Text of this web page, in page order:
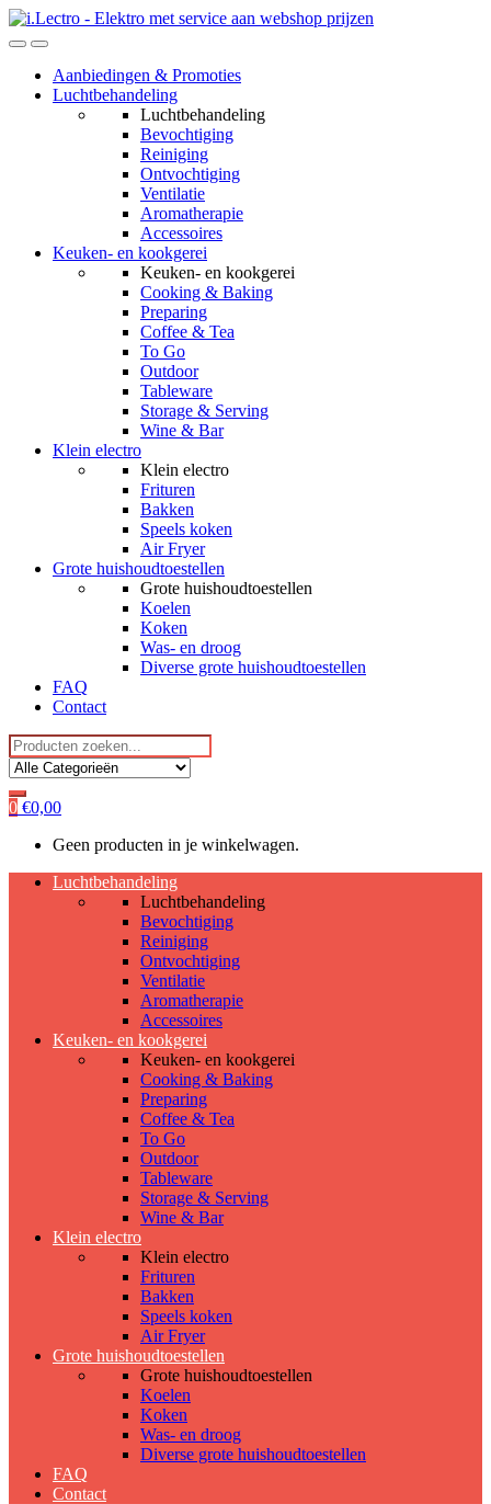
Skip
to
Skip
to
Aanbiedingen & Promoties
Luchtbehandeling
Luchtbehandeling
Bevochtiging
Reiniging
Ontvochtiging
Ventilatie
Aromatherapie
Accessoires
Keuken- en kookgerei
Keuken- en kookgerei
Cooking & Baking
Preparing
Coffee & Tea
To Go
Outdoor
Tableware
Storage & Serving
Wine & Bar
Klein electro
Klein electro
Frituren
Bakken
Speels koken
Air Fryer
Grote huishoudtoestellen
Grote huishoudtoestellen
Koelen
Koken
Was- en droog
Diverse grote huishoudtoestellen
FAQ
Contact
Search
for:
0 €0,00
Geen producten in je winkelwagen.
Luchtbehandeling
Luchtbehandeling
Bevochtiging
Reiniging
Ontvochtiging
Ventilatie
Aromatherapie
Accessoires
Keuken- en kookgerei
Keuken- en kookgerei
Cooking & Baking
Preparing
Coffee & Tea
To Go
Outdoor
Tableware
Storage & Serving
Wine & Bar
Klein electro
Klein electro
Frituren
Bakken
Speels koken
Air Fryer
Grote huishoudtoestellen
Grote huishoudtoestellen
Koelen
Koken
Was- en droog
Diverse grote huishoudtoestellen
FAQ
Contact